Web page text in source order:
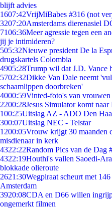
blijft advies
1607:42VrijMiBabes #316 (not
3207:20Amsterdams dierenasiel
7106:36Meer agressie tegen een
jij je intimideren?
505:32Nieuwe president De la
drugskartels Colombia
4905:28Trump wil dat J.D. Vance
5702:32Dikke Van Dale neemt
schaamlippen doorbreken'
4000:59Vinted-foto's van vrouwen
2200:28Jesus Simulator komt
100:25Uitslag AZ - ADO Den
300:07Uitslag NEC - Telstar
1200:05Vrouw krijgt 30 maanden
misdienaar in kerk
4322:22Random Pics van de Dag
4322:19Houthi's vallen Saoedi-
blokkade olieroute
2621:30Wegpiraat scheurt met
Amsterdam
3920:08CDA en D66 willen
ongemerkt filmen